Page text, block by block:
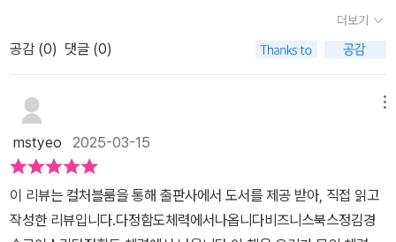
심이 없다.물공포증을 없애야 한다.물놀이를 하며 시간을 보내며 몸
이 조금씩 뜨는 것을 느낀다.스트로크 를 하면서 얼굴을 옆으로 돌려
보자 호흡이 된다.호흡이 된 이후 발이 닿는 곳까지만 자유형으로 갔
다가 되돌아 온다.호흡이 안정되니 느리게 무제한 왕복이 가능하다.
가장 무섭던 수영이 가장 좋아진다.운동을 좋아할 이유가 있어야 오
래 할 수 있다.운동에 대해 애착을 갖는 자세는 운동을 꾸준히 하는 데
도움이 된다.검도는 긴 호흡의 운동이다.검도를 마치면 도복이 땀으
로 흠뻑 젖는다.검도는 예의 를 상당히 중요하게 여기는 무도에 가깝
다.검도는 이기는 데만 집착하지 않고 바르게 한다.검도 인구가 적어
에서체력은 행복한 삶을 살기 위해모든 사람들에게 꼭 필요한 필
수 요소라는점이 인상적이었고,매일 몸에 도움이 되는 행동을 하게되
분야의 뛰어난 발전과새로운 연구 성과 등을 통해 그동안 제대로 된
치료법을 몰랐던 질병과 건강과 관련된 문제들이 하나씩 해결 되었
고, 전 인류의 기대 수명 역시 크게 증가했다. ​하지만 노화를 늦추고
건강한 삶을 유지하기 위해서는 꾸준한 체력 관리를 실천하는 것이
무엇보다 중요하다.'다정함도 체력에서 나옵니다' 를 통해알게 된 내
용들을 적극적으로 실천하면서 피로하고 지친 생활에서 벗어나 활기
3가지 일을 하루에 해내면 지냈다. 트레이더스조에서 일하면서 점심
시간에는 공유택시를 몰다가 다시 트레이더스조에서 일하다 퇴근해
스타벅스에서까지 일을 했다. 지금 저자는 하루 3시간이상의 운동
을 하면서 자신의 체력을 키워가고 있다. 정말 대단하다. 평생의 자신
의 운동인 검도를 하고 달라기를 하고 그리고 또 수영을 하는 저자는
이제 거기에 덧붙여 근력운동에 신경쓰려 헬스까지 하고 있다. 운동
을 정말 사랑하는 사람이 아닐 수 없다. 그리고 원래도 시간을 허투루
쓰지 않는 것을 보면 하루를 남들과 다르게 48시간으로 늘여 사용하
고 있는 것만 같다. 대단하다. 저자는 운동을 하는 것을 거창하게 시
더보기
공감 (0) 댓글 (0)
mstyeo 2025-03-15
이 리뷰는 컬처블룸을 통해 출판사에서 도서를 제공 받아, 직접 읽고
작성한 리뷰입니다.다정함도체력에서나옵니다비즈니스북스정김경